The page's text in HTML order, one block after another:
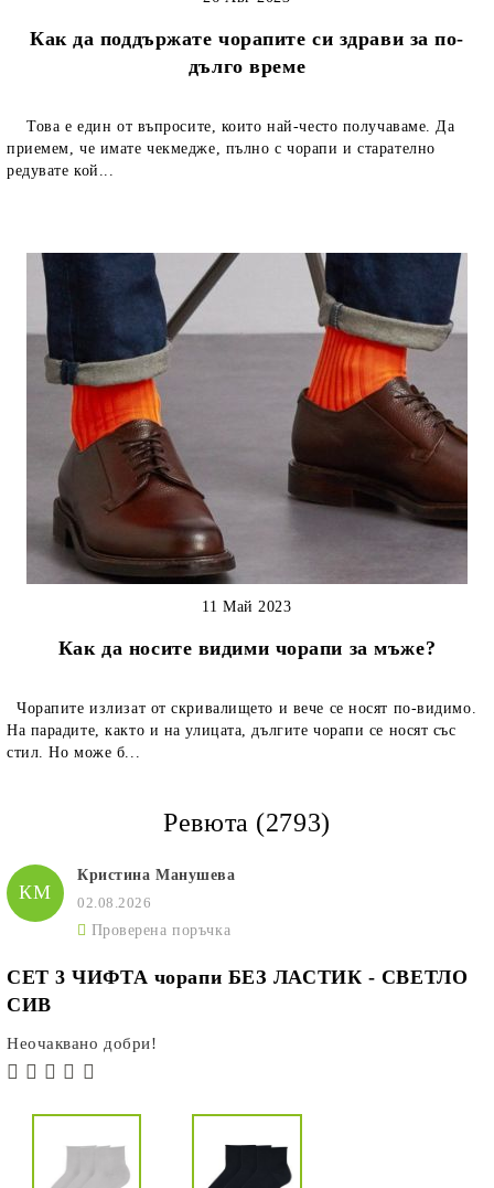
Как да поддържате чорапите си здрави за по-
дълго време
Това е един от въпросите, които най-често получаваме. Да
приемем, че имате чекмедже, пълно с чорапи и старателно
редувате кой...
Как да носите видими чорапи за мъже?
11 Май 2023
Чорапите излизат от скривалището и вече се носят по-видимо.
На парадите, както и на улицата, дългите чорапи се носят със
стил. Но може б...
Ревюта (2793)
КМ
Кристина Манушева
02.08.2026
Проверена поръчка
СЕТ 3 ЧИФТА чорапи БЕЗ ЛАСТИК - СВЕТЛО
СИВ
Неочаквано добри!